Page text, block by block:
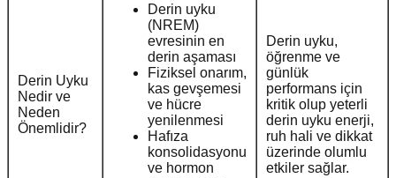
Derin Uyku
Nedir ve
Neden
Önemlidir?
Derin uyku
(NREM)
evresinin en
derin aşaması
Fiziksel onarım,
kas gevşemesi
ve hücre
yenilenmesi
Hafıza
konsolidasyonu
ve hormon
Derin uyku,
öğrenme ve
günlük
performans için
kritik olup yeterli
derin uyku enerji,
ruh hali ve dikkat
üzerinde olumlu
etkiler sağlar.